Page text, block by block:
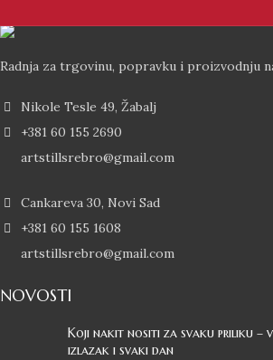
Radnja za trgovinu, popravku i proizvodnju
Nikole Tesle 49, Žabalj
+381 60 155 2690
artstillsrebro@gmail.com
Cankareva 30, Novi Sad
+381 60 155 1608
artstillsrebro@gmail.com
NOVOSTI
Koji nakit nositi za svaku priliku –
izlazak i svaki dan